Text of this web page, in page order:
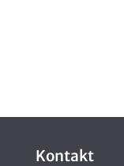
Kontakt